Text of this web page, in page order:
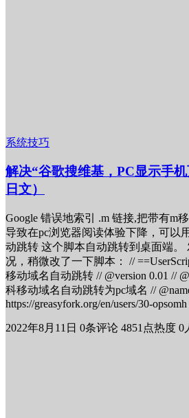
系统技巧
解决“谷歌搜维基，PC显示手
日文）
Google 错误地索引 .m 链接,把带有m
导致在pc浏览器阅读体验下降，可以
动跳转 这个脚本自动跳转到桌面端。
况，稍微改了一下脚本： //
移动域名自动跳转 // @version 0.01 //
科移动域名自动跳转为pc域名 //
https://greasyfork.org/en/users/30-
2022年8月11日 0条评论 4851点热度 0